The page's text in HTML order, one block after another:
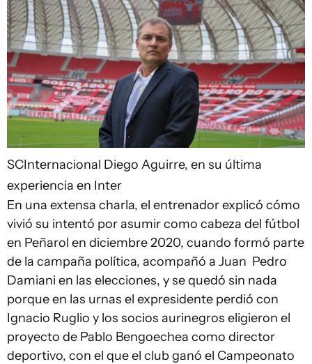
SCInternacional Diego Aguirre, en su última
experiencia en Inter
En una extensa charla, el entrenador explicó cómo
vivió su intentó por asumir como cabeza del fútbol
en Peñarol en diciembre 2020, cuando formó parte
de la campaña política, acompañó a Juan Pedro
Damiani en las elecciones, y se quedó sin nada
porque en las urnas el expresidente perdió con
Ignacio Ruglio y los socios aurinegros eligieron el
proyecto de Pablo Bengoechea como director
deportivo, con el que el club ganó el Campeonato